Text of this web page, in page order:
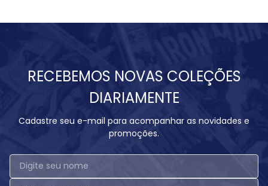
RECEBEMOS NOVAS COLEÇÕES
DIARIAMENTE
Cadastre seu e-mail para acompanhar as novidades e
promoções.